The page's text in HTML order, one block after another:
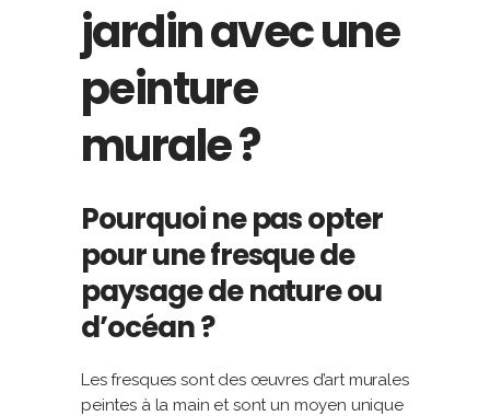
jardin avec une
peinture
murale ?
Pourquoi ne pas opter
pour une fresque de
paysage de nature ou
d’océan ?
Les fresques sont des œuvres d’art murales
peintes à la main et sont un moyen unique